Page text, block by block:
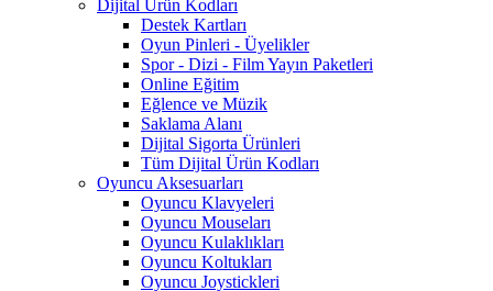
Dijital Ürün Kodları
Destek Kartları
Oyun Pinleri - Üyelikler
Spor - Dizi - Film Yayın Paketleri
Online Eğitim
Eğlence ve Müzik
Saklama Alanı
Dijital Sigorta Ürünleri
Tüm Dijital Ürün Kodları
Oyuncu Aksesuarları
Oyuncu Klavyeleri
Oyuncu Mouseları
Oyuncu Kulaklıkları
Oyuncu Koltukları
Oyuncu Joystickleri